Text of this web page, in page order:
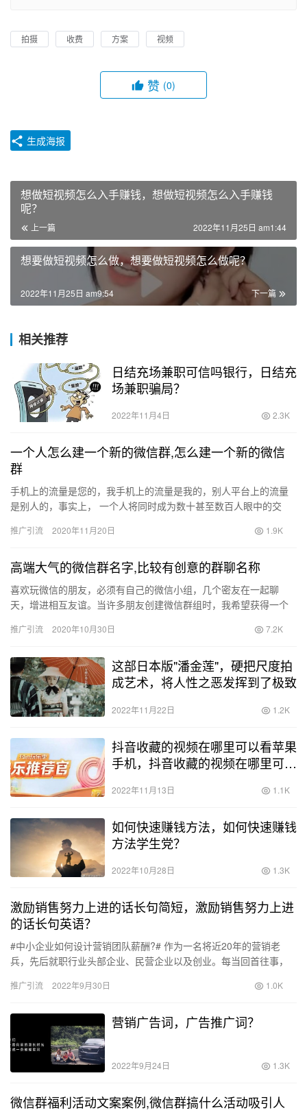
拍摄 收费 方案 视频
赞 (0)
生成海报
想做短视频怎么入手赚钱，想做短视频怎么入手赚钱
呢？
上一篇 2022年11月25日 am1:44
想要做短视频怎么做，想要做短视频怎么做呢？
下一篇
2022年11月25日 am9:54
相关推荐
日结充场兼职可信吗银行，日结充
场兼职骗局？
2022年11月4日 2.3K
一个人怎么建一个新的微信群,怎么建一个新的微信
群
手机上的流量是您的，我手机上的流量是我的，别人平台上的流量
是别人的，事实上， 一个人将同时成为数十甚至数百人眼中的交
取决于…
推广引流 2020年11月20日 1.9K
高端大气的微信群名字,比较有创意的群聊名称
喜欢玩微信的朋友，必须有自己的微信小组，几个密友在一起聊
天，增进相互友谊。当许多朋友创建微信群组时，我希望获得一个
一些富…
推广引流 2020年10月30日 7.2K
这部日本版"潘金莲"，硬把尺度拍
成艺术，将人性之恶发挥到了极致
2022年11月22日 1.2K
抖音收藏的视频在哪里可以看苹果
手机，抖音收藏的视频在哪里可以
2022年11月13日 1.1K
如何快速赚钱方法，如何快速赚钱
方法学生党？
2022年10月28日 1.3K
激励销售努力上进的话长句简短，激励销售努力上进
的话长句英语？
#中小企业如何设计营销团队薪酬?# 作为一名将近20年的营销老
兵，先后就职行业头部企业、民营企业以及创业。每当回首往事，
激…
推广引流 2022年9月30日 1.0K
营销广告词，广告推广词？
2022年9月24日 1.3K
微信群福利活动文案案例,微信群搞什么活动吸引人